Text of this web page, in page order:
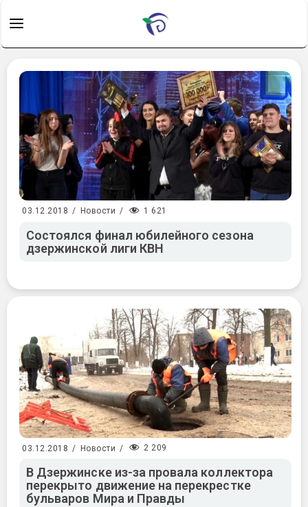
03.12.2018 / Новости / 1 621
Состоялся финал юбилейного сезона
дзержинской лиги КВН
03.12.2018 / Новости / 2 209
В Дзержинске из-за провала коллектора
перекрыто движение на перекрестке
бульваров Мира и Правды